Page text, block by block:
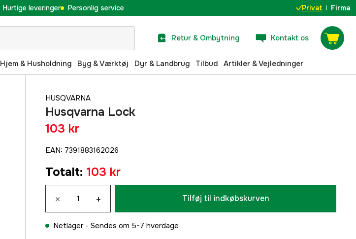
Hurtige leveringer Personlig service Privat Firma
Retur & Ombytning Kontakt os
Hjem & Husholdning Byg & Værktøj Dyr & Landbrug Tilbud Artikler & Vejledninger
HUSQVARNA
Husqvarna Lock
103 kr
EAN: 7391883162026
Totalt: 103 kr
× + Tilføj til indkøbskurven
Netlager - Sendes om 5-7 hverdage